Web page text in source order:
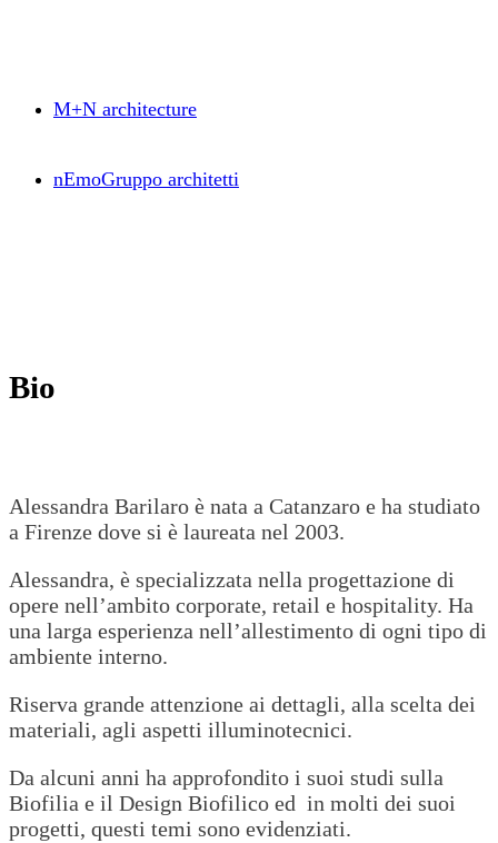
M+N architecture
nEmoGruppo architetti
Bio
Alessandra Barilaro è nata a Catanzaro e ha studiato
a Firenze dove si è laureata nel 2003.
Alessandra, è specializzata nella progettazione di
opere nell’ambito corporate, retail e hospitality. Ha
una larga esperienza nell’allestimento di ogni tipo di
ambiente interno.
Riserva grande attenzione ai dettagli, alla scelta dei
materiali, agli aspetti illuminotecnici.
Da alcuni anni ha approfondito i suoi studi sulla
Biofilia e il Design Biofilico ed in molti dei suoi
progetti, questi temi sono evidenziati.